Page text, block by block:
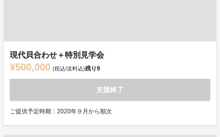
現代貝合わせ＋特別見学会
¥500,000 (税込/送料込)残り9
支援終了
ご提供予定時期：2020年９月から順次